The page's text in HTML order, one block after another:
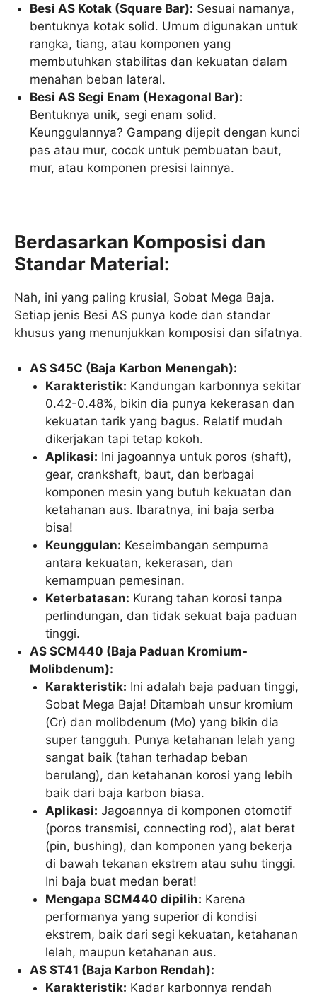
Besi AS Kotak (Square Bar): Sesuai namanya,
bentuknya kotak solid. Umum digunakan untuk
rangka, tiang, atau komponen yang
membutuhkan stabilitas dan kekuatan dalam
menahan beban lateral.
Besi AS Segi Enam (Hexagonal Bar):
Bentuknya unik, segi enam solid.
Keunggulannya? Gampang dijepit dengan kunci
pas atau mur, cocok untuk pembuatan baut,
mur, atau komponen presisi lainnya.
Berdasarkan Komposisi dan
Standar Material:
Nah, ini yang paling krusial, Sobat Mega Baja.
Setiap jenis Besi AS punya kode dan standar
khusus yang menunjukkan komposisi dan sifatnya.
AS S45C (Baja Karbon Menengah):
Karakteristik: Kandungan karbonnya sekitar
0.42-0.48%, bikin dia punya kekerasan dan
kekuatan tarik yang bagus. Relatif mudah
dikerjakan tapi tetap kokoh.
Aplikasi: Ini jagoannya untuk poros (shaft),
gear, crankshaft, baut, dan berbagai
komponen mesin yang butuh kekuatan dan
ketahanan aus. Ibaratnya, ini baja serba
bisa!
Keunggulan: Keseimbangan sempurna
antara kekuatan, kekerasan, dan
kemampuan pemesinan.
Keterbatasan: Kurang tahan korosi tanpa
perlindungan, dan tidak sekuat baja paduan
tinggi.
AS SCM440 (Baja Paduan Kromium-
Molibdenum):
Karakteristik: Ini adalah baja paduan tinggi,
Sobat Mega Baja! Ditambah unsur kromium
(Cr) dan molibdenum (Mo) yang bikin dia
super tangguh. Punya ketahanan lelah yang
sangat baik (tahan terhadap beban
berulang), dan ketahanan korosi yang lebih
baik dari baja karbon biasa.
Aplikasi: Jagoannya di komponen otomotif
(poros transmisi, connecting rod), alat berat
(pin, bushing), dan komponen yang bekerja
di bawah tekanan ekstrem atau suhu tinggi.
Ini baja buat medan berat!
Mengapa SCM440 dipilih: Karena
performanya yang superior di kondisi
ekstrem, baik dari segi kekuatan, ketahanan
lelah, maupun ketahanan aus.
AS ST41 (Baja Karbon Rendah):
Karakteristik: Kadar karbonnya rendah